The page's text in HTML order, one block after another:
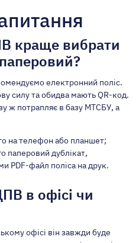
краще вибрати
електронний поліс.
силу та обидва мають QR-код.
ж потрапляє в базу МТСБУ, а
на телефон або планшет;
паперовий дублікат,
PDF-файл поліса на друк.
в офісі чи
офісі він завжди буде